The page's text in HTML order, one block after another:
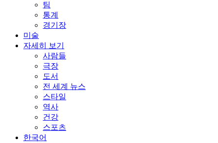
팀
통계
경기장
미술
자세히 보기
사람들
극장
도서
전 세계 뉴스
스타일
역사
건강
스포츠
한국어